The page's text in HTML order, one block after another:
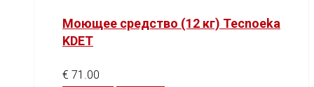
Моющее средство (12 кг) Tecnoeka
KDET
€ 71.00